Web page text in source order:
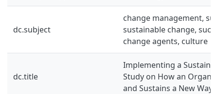
dc.subject
change management,
sustainable change,
change agents, culture
dc.title
Implementing a
Study on How an
and Sustains a New Way